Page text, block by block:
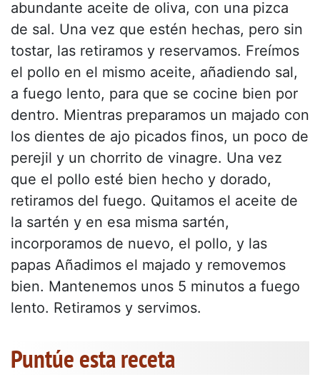
abundante aceite de oliva, con una pizca
de sal. Una vez que estén hechas, pero sin
tostar, las retiramos y reservamos. Freímos
el pollo en el mismo aceite, añadiendo sal,
a fuego lento, para que se cocine bien por
dentro. Mientras preparamos un majado con
los dientes de ajo picados finos, un poco de
perejil y un chorrito de vinagre. Una vez
que el pollo esté bien hecho y dorado,
retiramos del fuego. Quitamos el aceite de
la sartén y en esa misma sartén,
incorporamos de nuevo, el pollo, y las
papas Añadimos el majado y removemos
bien. Mantenemos unos 5 minutos a fuego
lento. Retiramos y servimos.
Puntúe esta receta